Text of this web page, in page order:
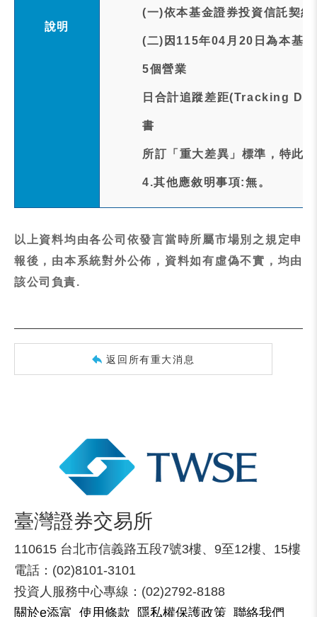
說明
(一)依本基金證券投資信託契
(二)因115年04月20日為本基
5個營業
日合計追蹤差距(Tracking
書
所訂「重大差異」標準，特此
4.其他應敘明事項:無。
以上資料均由各公司依發言當時所屬市場別之規定申
報後，由本系統對外公佈，資料如有虛偽不實，均由
該公司負責.
返回所有重大消息
臺灣證券交易所
110615 台北市信義路五段7號3樓、9至12樓、15樓
電話：(02)8101-3101
投資人服務中心專線：(02)2792-8188
關於e添富 使用條款 隱私權保護政策 聯絡我們